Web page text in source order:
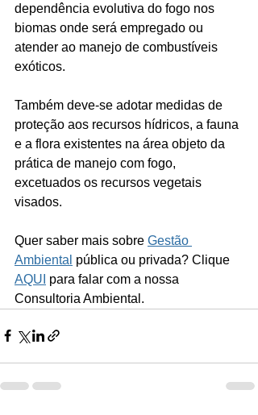
dependência evolutiva do fogo nos
biomas onde será empregado ou
atender ao manejo de combustíveis
exóticos.
Também deve-se adotar medidas de
proteção aos recursos hídricos, a fauna
e a flora existentes na área objeto da
prática de manejo com fogo,
excetuados os recursos vegetais
visados.
Quer saber mais sobre Gestão
Ambiental pública ou privada? Clique
AQUI para falar com a nossa
Consultoria Ambiental.